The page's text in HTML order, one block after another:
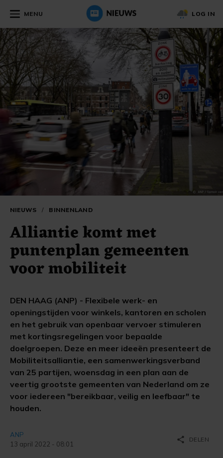
MENU LOG IN
NIEUWS / BINNENLAND
Alliantie komt met
puntenplan gemeenten
voor mobiliteit
DEN HAAG (ANP) - Flexibele werk- en
openingstijden voor winkels, kantoren en scholen
en het gebruik van openbaar vervoer stimuleren
met kortingsregelingen voor bepaalde
doelgroepen. Deze en meer ideeën presenteert de
Mobiliteitsalliantie, een samenwerkingsverband
van 25 partijen, woensdag in een plan aan de
veertig grootste gemeenten van Nederland om ze
voor iedereen "bereikbaar, veilig en leefbaar" te
houden.
ANP
13 april 2022 - 08:01
share DELEN